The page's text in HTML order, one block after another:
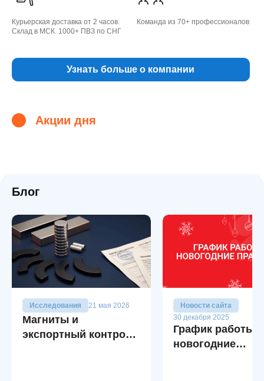
Курьерская доставка от 2 часов.
Склад в МСК. 1000+ ПВЗ по СНГ
Команда из 70+ профессионалов
Узнать больше о компании
Акции дня
Блог
Исследования 21 мая 2026
Магниты и
экспортный контроль
Новости сайта
30 декабря 2025
График работы в
новогодние